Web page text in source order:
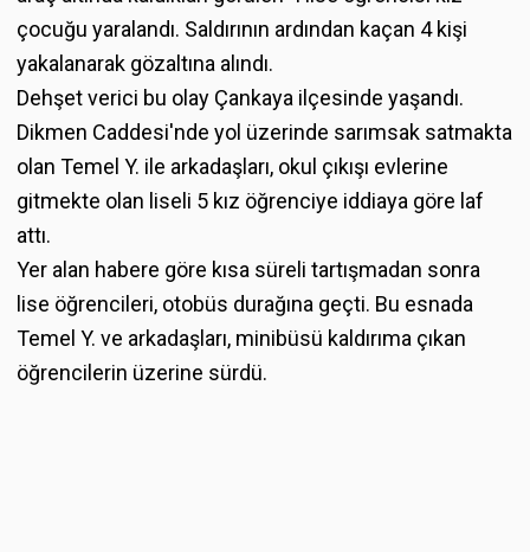
çocuğu yaralandı. Saldırının ardından kaçan 4 kişi
yakalanarak gözaltına alındı.
Dehşet verici bu olay Çankaya ilçesinde yaşandı.
Dikmen Caddesi'nde yol üzerinde sarımsak satmakta
olan Temel Y. ile arkadaşları, okul çıkışı evlerine
gitmekte olan liseli 5 kız öğrenciye iddiaya göre laf
attı.
Yer alan habere göre kısa süreli tartışmadan sonra
lise öğrencileri, otobüs durağına geçti. Bu esnada
Temel Y. ve arkadaşları, minibüsü kaldırıma çıkan
öğrencilerin üzerine sürdü.